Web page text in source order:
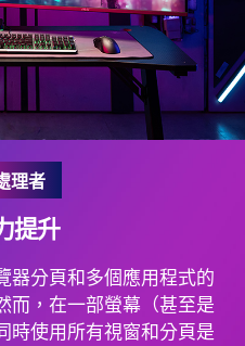
理者
提升
器分頁和多個應用程式的
而，在一部螢幕（甚至是
時使用所有視窗和分頁是